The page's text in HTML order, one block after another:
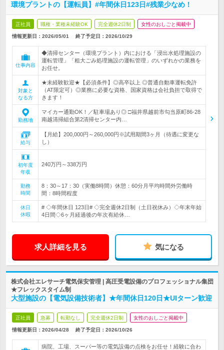
環境プラントの【運転員】#年間休日123日#残業少なめ！
正社員 職種・業種未経験OK 完全週休2日制 女性のおしごと掲載中
情報更新日：2026/05/01 終了予定日： 2026/10/29
仕事内容
◆清掃センター（環境プラント）内における「浸出水処理施設の
運転管理」「粗大ごみ処理施設の運転管理」のいずれかの業務を
お任せ。
対象と
なる方
★未経験歓迎★【必須条件】◎高卒以上 ◎普通自動車運転免許
（AT限定可）◎業務に必要な資格、国家資格は会社負担で取得で
きます！
勤務地
マイカー通勤OK！／駐車場あり◎ □福井県越前市勾当原町86-28
南越清掃組合第2清掃センター内…
給与
【月給】200,000円～260,000円※試用期間3ヶ月（待遇に変更な
し）
初年度
年収
240万円～338万円
勤務
時間
8：30～17：30（実働8時間）休憩：60分月平均時間外労働時
間：8時間程度
休日
休暇
# ◇年間休日 123日# ◇完全週休2日制（土日祝休み）◇年末年始
4日間◇6ヶ月経過後の年次有給休…
求人詳細を見る 気になる
株式会社エレサーチ電気保安管理 | 高圧受電設備のプロフェッショナル集団
★フレックスタイム制
大型施設の【電気設備技術者】★年間休日120日★UIターン歓迎
正社員 急募 転勤なし 完全週休2日制 女性のおしごと掲載中
情報更新日：2026/04/28 終了予定日： 2026/10/26
病院、工場、スーパー等の電気設備の点検をお任せ！経験に合わ